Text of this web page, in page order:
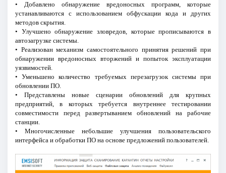
• Добавлено обнаружение вредоносных программ, которые
устанавливаются с использованием обфускации кода и других
методов скрытия.
• Улучшено обнаружение зловредов, которые прописываются в
автозагрузке системы.
• Реализован механизм самостоятельного принятия решений при
обнаружении вредоносных вторжений и попыток эксплуатации
уязвимостей.
• Уменьшено количество требуемых перезагрузок системы при
обновлении ПО.
• Представлены новые сценарии обновлений для крупных
предприятий, в которых требуется внутреннее тестировании
совместимости перед развертыванием обновлений на рабочие
станции.
• Многочисленные небольшие улучшения пользовательского
интерфейса и обработки ПО на основе предложений пользователей.